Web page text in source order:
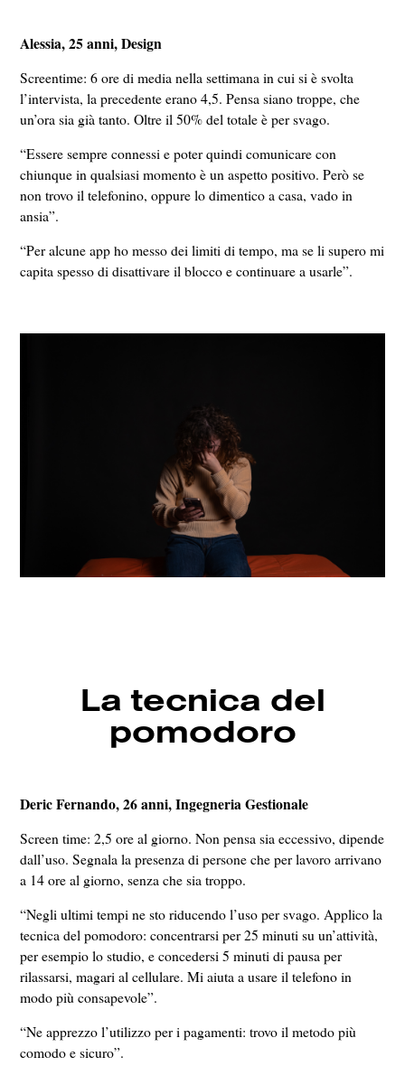
Alessia,25 anni,Design
Screentime: 6 ore di media nella settimana in cui si è svolta
l’intervista, la precedente erano 4,5. Pensa siano troppe, che
un’ora sia già tanto. Oltre il 50% del totale è per svago.
“Essere sempre connessi e poter quindi comunicare con
chiunque in qualsiasi momento è un aspetto positivo. Però se
non trovo il telefonino, oppure lo dimentico a casa, vado in
ansia”.
“Per alcune app ho messo dei limiti di tempo, ma se li supero mi
capita spesso di disattivare il blocco e continuare a usarle”.
La tecnica del
pomodoro
Deric Fernando, 26 anni, Ingegneria Gestionale
Screen time: 2,5 ore al giorno. Non pensa sia eccessivo, dipende
dall’uso. Segnala la presenza di persone che per lavoro arrivano
a 14 ore al giorno, senza che sia troppo.
“Negli ultimi tempi ne sto riducendo l’uso per svago. Applico la
tecnica del pomodoro: concentrarsi per 25 minuti su un’attività,
per esempio lo studio, e concedersi 5 minuti di pausa per
rilassarsi, magari al cellulare. Mi aiuta a usare il telefono in
modo più consapevole”.
“Ne apprezzo l’utilizzo per i pagamenti: trovo il metodo più
comodo e sicuro”.